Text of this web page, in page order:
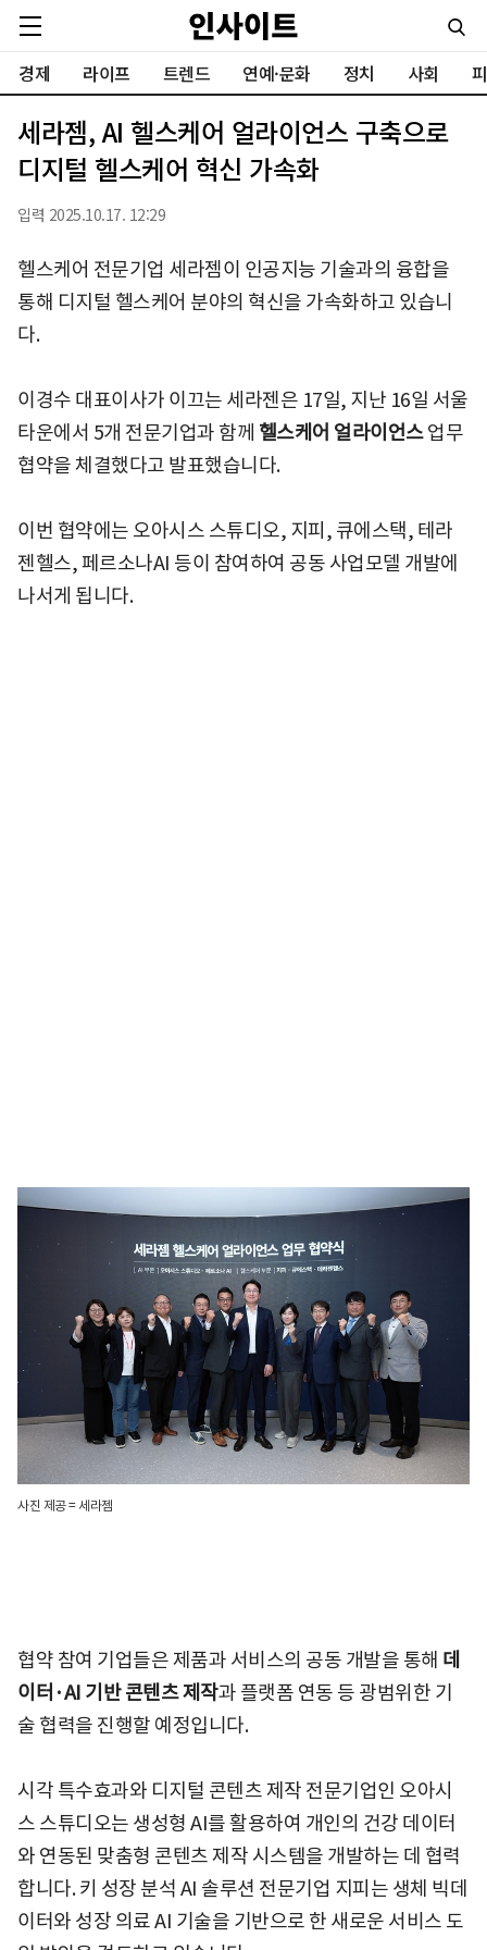
경제 라이프 트렌드 연예·문화 정치 사회
세라젬, AI 헬스케어 얼라이언스 구축으로
디지털 헬스케어 혁신 가속화
입력 2025.10.17. 12:29
헬스케어 전문기업 세라젬이 인공지능 기술과의 융합을
통해 디지털 헬스케어 분야의 혁신을 가속화하고 있습니
다.
이경수 대표이사가 이끄는 세라젠은 17일, 지난 16일 서울
타운에서 5개 전문기업과 함께 헬스케어 얼라이언스업무
협약을 체결했다고 발표했습니다.
이번 협약에는 오아시스 스튜디오, 지피, 큐에스택, 테라
젠헬스, 페르소나AI 등이 참여하여 공동 사업모델 개발에
나서게 됩니다.
사진 제공 = 세라젬
협약 참여 기업들은 제품과 서비스의 공동 개발을 통해 데
이터·AI 기반 콘텐츠 제작과 플랫폼 연동 등 광범위한 기
술 협력을 진행할 예정입니다.
시각 특수효과와 디지털 콘텐츠 제작 전문기업인 오아시
스 스튜디오는 생성형 AI를 활용하여 개인의 건강 데이터
와 연동된 맞춤형 콘텐츠 제작 시스템을 개발하는 데 협력
합니다. 키 성장 분석 AI 솔루션 전문기업 지피는 생체 빅데
이터와 성장 의료 AI 기술을 기반으로 한 새로운 서비스 도